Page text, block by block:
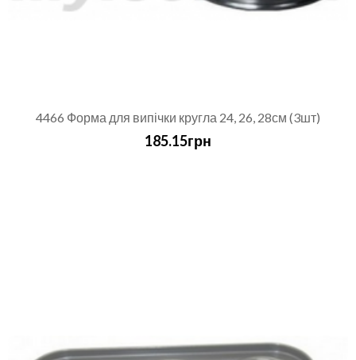
4466 Форма для випічки кругла 24, 26, 28см (3шт)
185.15грн